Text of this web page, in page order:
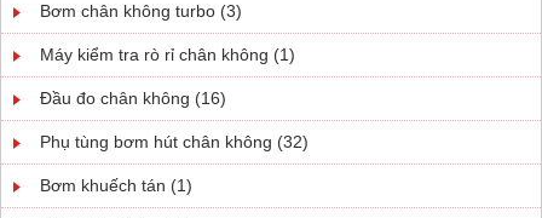
Bơm chân không turbo (3)
Máy kiểm tra rò rỉ chân không (1)
Đầu đo chân không (16)
Phụ tùng bơm hút chân không (32)
Bơm khuếch tán (1)